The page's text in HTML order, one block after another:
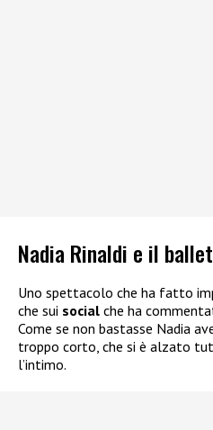
Nadia Rinaldi e il
Uno spettacolo che ha fatto
che sui social che ha
Come se non bastasse Nadia
troppo corto, che si è alzato
l’intimo.